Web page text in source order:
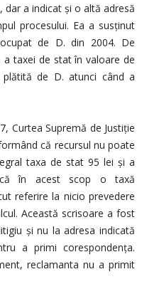
dar a indicat și o altă adresă
procesului. Ea a susținut
de D. din 2004. De
taxei de stat în valoare de
de D. atunci când a
Curtea Supremă de Justiție
că recursul nu poate
taxa de stat 95 lei şi a
în acest scop o taxă
referire la nicio prevedere
Această scrisoare a fost
și nu la adresa indicată
a primi corespondența.
reclamanta nu a primit